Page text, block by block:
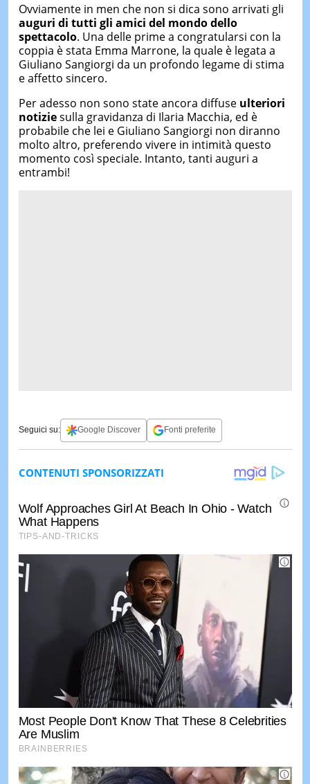
Ovviamente in men che non si dica sono arrivati gli
auguri di tutti gli amici del mondo dello
spettacolo. Una delle prime a congratularsi con la
coppia è stata Emma Marrone, la quale è legata a
Giuliano Sangiorgi da un profondo legame di stima
e affetto sincero.
Per adesso non sono state ancora diffuse ulteriori
notiziesulla gravidanza di Ilaria Macchia, ed è
probabile che lei e Giuliano Sangiorgi non diranno
molto altro, preferendo vivere in intimità questo
momento così speciale. Intanto, tanti auguri a
entrambi!
Seguici su: Google Discover Fonti preferite